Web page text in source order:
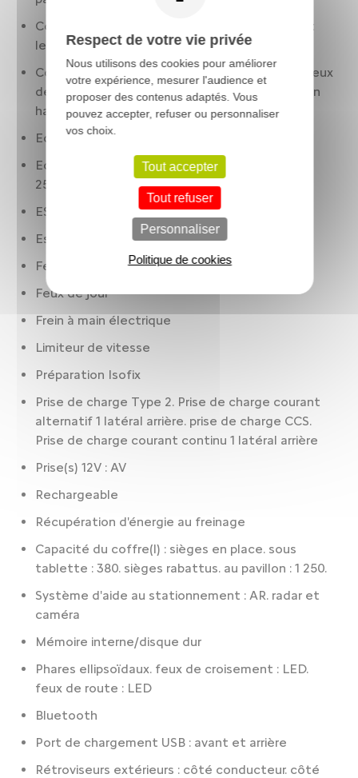
Condamnation centralisée à distance. incluant
les lève-vitres
Contrôle des phares: allumage automatique. feux
de route/croisement automatiques. réglage en
hauteur manuel
Eclair latéral
Ecran de divertissement: 10.00 " tactile. AV et
25.4
ESP
Essuie-glaces à capteur de pluie
Feux à LED
Feux de jour
Frein à main électrique
Limiteur de vitesse
Préparation Isofix
Prise de charge Type 2. Prise de charge courant
alternatif 1 latéral arrière. prise de charge CCS.
Prise de charge courant continu 1 latéral arrière
Prise(s) 12V : AV
Rechargeable
Récupération d'énergie au freinage
Capacité du coffre(l) : sièges en place. sous
tablette : 380. sièges rabattus. au pavillon : 1 250.
Système d'aide au stationnement : AR. radar et
caméra
Mémoire interne/disque dur
Phares ellipsoïdaux. feux de croisement : LED.
feux de route : LED
Bluetooth
Port de chargement USB : avant et arrière
Rétroviseurs extérieurs : côté conducteur. côté
Respect de votre vie privée
Nous utilisons des cookies pour améliorer
votre expérience, mesurer l'audience et
proposer des contenus adaptés. Vous
pouvez accepter, refuser ou personnaliser
vos choix.
Tout accepter
Tout refuser
Personnaliser
Politique de cookies